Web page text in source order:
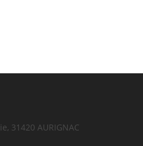
31420 AURIGNAC